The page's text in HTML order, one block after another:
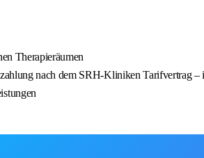
Therapieräumen
nach dem SRH-Kliniken Tarifvertrag